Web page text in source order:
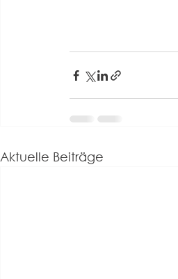
Aktuelle Beiträge